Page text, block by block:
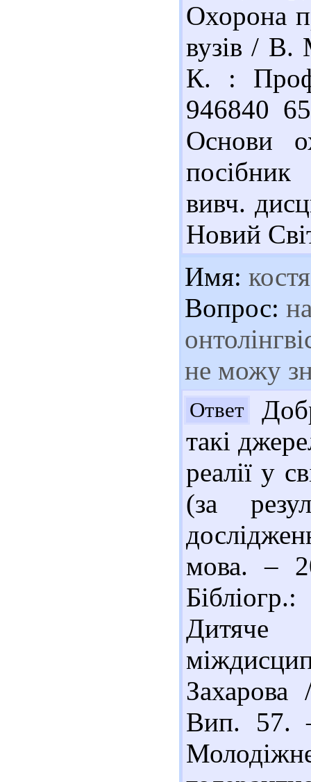
Охорона
вузів /
К. :
946840
Основи
вивч.
Новий
Имя: костя
Вопрос:
не можу
Ответ
такі
реалії у
(за
мова. –
Вип. 57.